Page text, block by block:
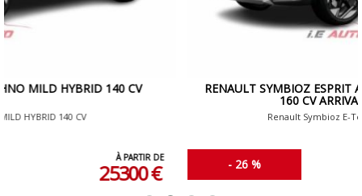
RENAULT SYMBIOZ ESPRIT ALPINE E-TECH FULL HYBRID
Renault Symbioz E-Tech full hybrid 160 CV
29400 €